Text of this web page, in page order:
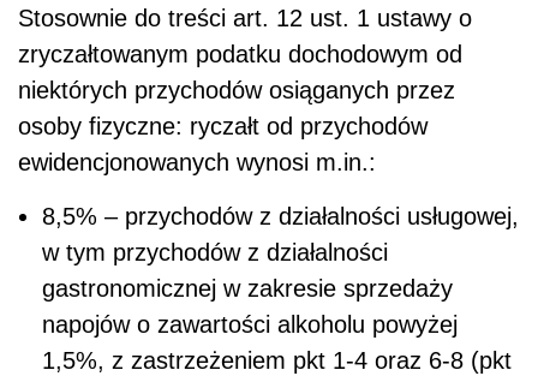
Stosownie do treści art. 12 ust. 1 ustawy o
zryczałtowanym podatku dochodowym od
niektórych przychodów osiąganych przez
osoby fizyczne: ryczałt od przychodów
ewidencjonowanych wynosi m.in.:
8,5% ‒ przychodów z działalności usługowej,
w tym przychodów z działalności
gastronomicznej w zakresie sprzedaży
napojów o zawartości alkoholu powyżej
1,5%, z zastrzeżeniem pkt 1-4 oraz 6-8 (pkt